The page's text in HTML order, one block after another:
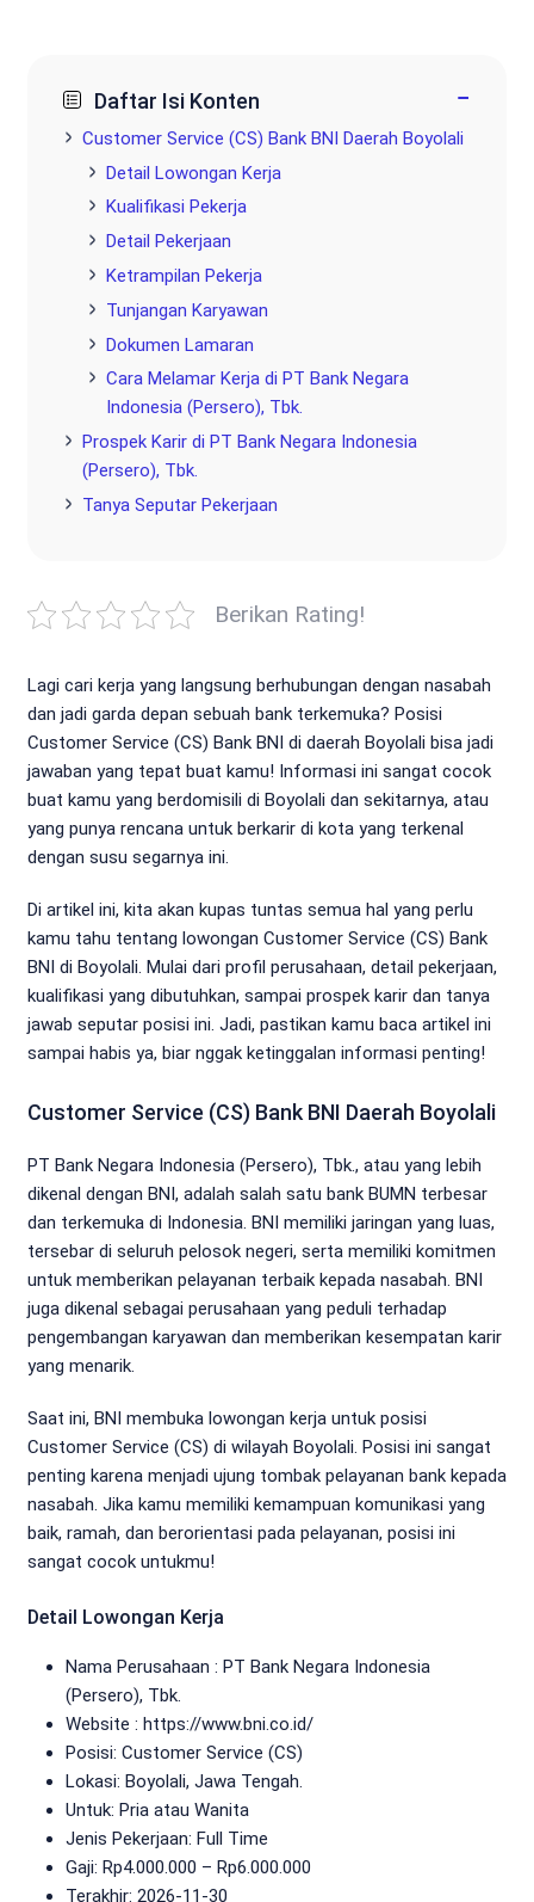
Daftar Isi Konten −
Customer Service (CS) Bank BNI Daerah Boyolali
Detail Lowongan Kerja
Kualifikasi Pekerja
Detail Pekerjaan
Ketrampilan Pekerja
Tunjangan Karyawan
Dokumen Lamaran
Cara Melamar Kerja di PT Bank Negara
Indonesia (Persero), Tbk.
Prospek Karir di PT Bank Negara Indonesia
(Persero), Tbk.
Tanya Seputar Pekerjaan
Berikan Rating!
Lagi cari kerja yang langsung berhubungan dengan nasabah
dan jadi garda depan sebuah bank terkemuka? Posisi
Customer Service (CS) Bank BNI di daerah Boyolali bisa jadi
jawaban yang tepat buat kamu! Informasi ini sangat cocok
buat kamu yang berdomisili di Boyolali dan sekitarnya, atau
yang punya rencana untuk berkarir di kota yang terkenal
dengan susu segarnya ini.
Di artikel ini, kita akan kupas tuntas semua hal yang perlu
kamu tahu tentang lowongan Customer Service (CS) Bank
BNI di Boyolali. Mulai dari profil perusahaan, detail pekerjaan,
kualifikasi yang dibutuhkan, sampai prospek karir dan tanya
jawab seputar posisi ini. Jadi, pastikan kamu baca artikel ini
sampai habis ya, biar nggak ketinggalan informasi penting!
Customer Service (CS) Bank BNI Daerah Boyolali
PT Bank Negara Indonesia (Persero), Tbk., atau yang lebih
dikenal dengan BNI, adalah salah satu bank BUMN terbesar
dan terkemuka di Indonesia. BNI memiliki jaringan yang luas,
tersebar di seluruh pelosok negeri, serta memiliki komitmen
untuk memberikan pelayanan terbaik kepada nasabah. BNI
juga dikenal sebagai perusahaan yang peduli terhadap
pengembangan karyawan dan memberikan kesempatan karir
yang menarik.
Saat ini, BNI membuka lowongan kerja untuk posisi
Customer Service (CS) di wilayah Boyolali. Posisi ini sangat
penting karena menjadi ujung tombak pelayanan bank kepada
nasabah. Jika kamu memiliki kemampuan komunikasi yang
baik, ramah, dan berorientasi pada pelayanan, posisi ini
sangat cocok untukmu!
Detail Lowongan Kerja
Nama Perusahaan : PT Bank Negara Indonesia
(Persero), Tbk.
Website : https://www.bni.co.id/
Posisi: Customer Service (CS)
Lokasi: Boyolali, Jawa Tengah.
Untuk: Pria atau Wanita
Jenis Pekerjaan: Full Time
Gaji: Rp4.000.000 – Rp6.000.000
Terakhir: 2026-11-30